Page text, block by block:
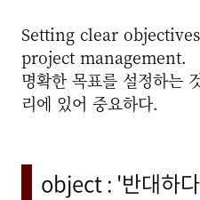
Setting clear
project management.
명확한 목표를 설정하는
리에 있어 중요하다.
object : '반대하